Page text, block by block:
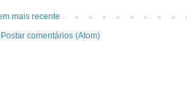
mais recente
Postar comentários (Atom)